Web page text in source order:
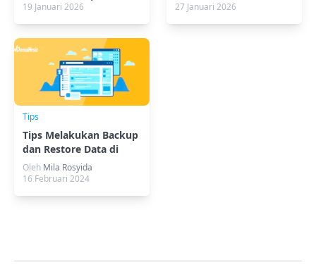
19 Januari 2026
27 Januari 2026
Tips
Tips Melakukan Backup
dan Restore Data di
Windows
Oleh Mila Rosyida
16 Februari 2024